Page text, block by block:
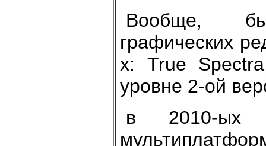
Вообще,
графических
х: True
уровне 2-ой
в 2010-ых